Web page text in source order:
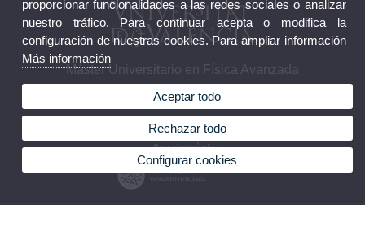
Máster Universitario en Física Avanzada
Aula Virtual
Seu electrònica
proporcionar funcionalidades a las redes sociales o analizar
nuestro tráfico. Para continuar acepta o modifica la
configuración de nuestras cookies. Para ampliar información
Más información
Aceptar todo
Rechazar todo
Configurar cookies